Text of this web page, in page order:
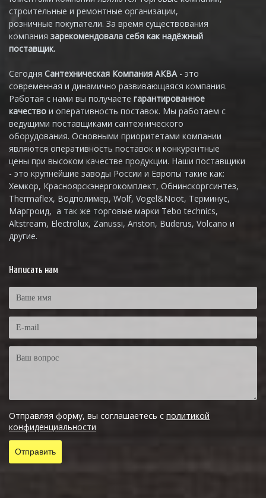
строительные и ремонтные организации,
розничные покупатели. За время существования
компания зарекомендовала себя как надёжный
поставщик.
Сегодня Сантехническая Компания АКВА - это
современная и динамично развивающаяся компания.
Работая с нами вы получаете гарантированное
качество и оперативность поставок. Мы работаем с
ведущими поставщиками сантехнического
оборудования. Основными приоритетами компании
являются оперативность поставок и конкурентные
цены при высоком качестве продукции. Наши поставщики
- это крупнейшие заводы России и Европы такие как:
Хемкор, Красноярскэнергокомплект, Обнинскоргсинтез,
Thermaflex, Водполимер, Wolf, Vogel&Noot, Терминус,
Маргроид, а так же торговые марки Tebo technics,
Altstream, Electrolux, Zanussi, Ariston, Buderus, Volcano и
другие.
Написать нам
Отправляя форму, вы соглашаетесь с политикой
конфиденциальности